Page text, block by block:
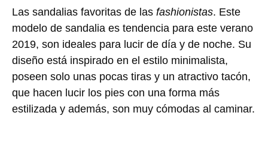
Las sandalias favoritas de las fashionistas. Este
modelo de sandalia es tendencia para este verano
2019, son ideales para lucir de día y de noche. Su
diseño está inspirado en el estilo minimalista,
poseen solo unas pocas tiras y un atractivo tacón,
que hacen lucir los pies con una forma más
estilizada y además, son muy cómodas al caminar.